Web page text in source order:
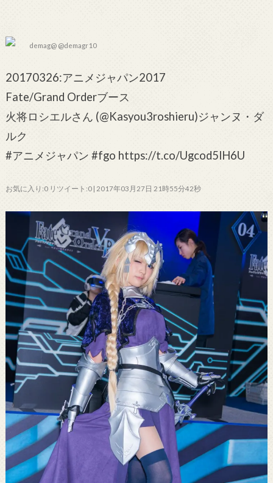
demag@ @demagr10
20170326:アニメジャパン2017
Fate/Grand Orderブース
火将ロシエルさん (@Kasyou3roshieru)ジャンヌ・ダ
ルク
#アニメジャパン #fgo https://t.co/Ugcod5lH6U
お気に入り:0 リツイート:0 | 2017年03月27日 21時55分42秒